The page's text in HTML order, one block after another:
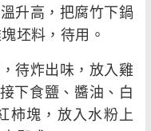
升高，把腐竹下鍋
坯料，待用。
待炸出味，放入雞
下食鹽、醬油、白
柿塊，放入水粉上